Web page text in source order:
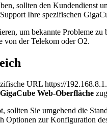
sollten den
Ihre spezifischen
um bekannte Probleme
von der Telekom oder O2.
URL https://
GigaCube Web-Oberfläche
sollten Sie umgehend die
Optionen zur Konfiguration